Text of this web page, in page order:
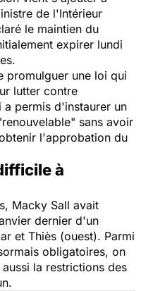
de l'Intérieur
le maintien du
expirer lundi
promulguer une loi qui
lutter contre
permis d'instaurer un
sans avoir
l'approbation du
à
Macky Sall avait
dernier d'un
et Thiès (ouest). Parmi
obligatoires, on
la restrictions des